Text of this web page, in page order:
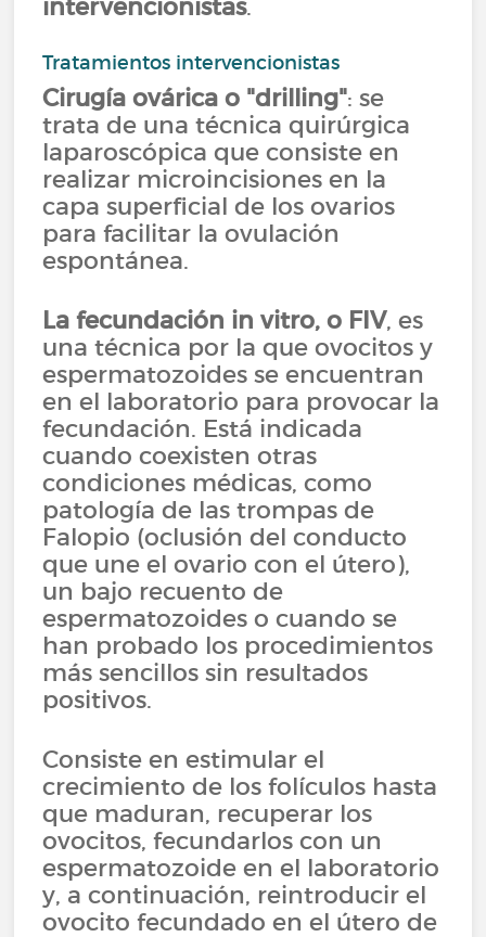
intervencionistas.
Tratamientos intervencionistas
Cirugía ovárica o "drilling": se
trata de una técnica quirúrgica
laparoscópica que consiste en
realizar microincisiones en la
capa superficial de los ovarios
para facilitar la ovulación
espontánea.
La fecundación in vitro, o FIV, es
una técnica por la que ovocitos y
espermatozoides se encuentran
en el laboratorio para provocar la
fecundación. Está indicada
cuando coexisten otras
condiciones médicas, como
patología de las trompas de
Falopio (oclusión del conducto
que une el ovario con el útero),
un bajo recuento de
espermatozoides o cuando se
han probado los procedimientos
más sencillos sin resultados
positivos.
Consiste en estimular el
crecimiento de los folículos hasta
que maduran, recuperar los
ovocitos, fecundarlos con un
espermatozoide en el laboratorio
y, a continuación, reintroducir el
ovocito fecundado en el útero de